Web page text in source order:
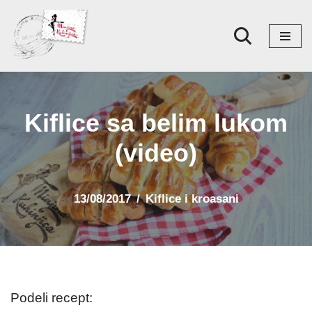
Skoči
na
Kiflice sa belim lukom
(video)
13/08/2017 Kiflice i kroasani
Podeli recept: